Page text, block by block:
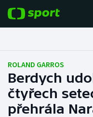
Fotbal
Hokej
Tenis
ROLAND GARROS
Berdych
čtyřech
přehrála